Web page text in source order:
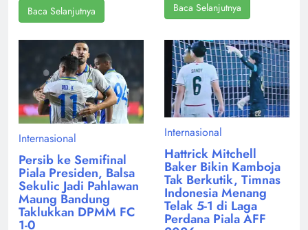
Baca Selanjutnya Baca Selanjutnya
Internasional
Persib ke Semifinal
Piala Presiden, Balsa
Sekulic Jadi Pahlawan
Maung Bandung
Taklukkan DPMM FC
1-0
Internasional
Hattrick Mitchell
Baker Bikin Kamboja
Tak Berkutik, Timnas
Indonesia Menang
Telak 5-1 di Laga
Perdana Piala AFF